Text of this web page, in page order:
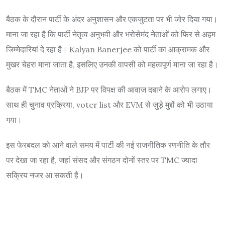
बैठक के दौरान पार्टी के अंदर अनुशासन और एकजुटता पर भी जोर दिया गया।
माना जा रहा है कि पार्टी नेतृत्व अनुभवी और भरोसेमंद नेताओं को फिर से अहम
जिम्मेदारियां दे रहा है। Kalyan Banerjee को पार्टी का आक्रामक और
मुखर चेहरा माना जाता है, इसलिए उनकी वापसी को महत्वपूर्ण माना जा रहा है।
बैठक में TMC नेताओं ने BJP पर विपक्ष की आवाज दबाने के आरोप लगाए।
साथ ही चुनाव प्रक्रिया, voter list और EVM से जुड़े मुद्दों को भी उठाया
गया।
इस फेरबदल को आने वाले समय में पार्टी की नई राजनीतिक रणनीति के तौर
पर देखा जा रहा है, जहां संसद और संगठन दोनों स्तर पर TMC ज्यादा
सक्रिय नजर आ सकती है।